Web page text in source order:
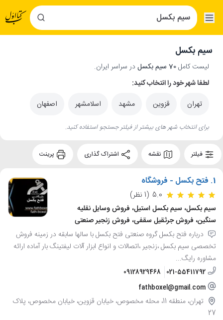
سیم بکسل
لیست کامل70 سیم بکسل
در سراسر ایران.
لطفا شهر خود را انتخاب کنید:
تهران
قزوین مشهد اسلامشهر اصفهان
برای انتخاب شهر های بیشتر از فیلتر جستجو استفاده کنید.
فیلتر نقشه
1. فتح بکسل - فروشگاه
5.0 (1 نظر)
سیم بکسل، سیم بکسل استیل، فروش وسایل نقلیه
سنگین، فروش جرثقیل سقفی، فروش زنجیر صنعتی
درباره فتح بکسل گروه صنعتی فتح بکسل با سالها سابقه در زمینه فروش
تخصصی سیم بکسل ،زنجیر ،اتصالات و انواع ابزار آلات لیفتینگ بار آماده ارائه
مشاوره رایگ...
021-55411792
09128929468
fathboxel@gmail.com
تهران، منطقه 11، محله مخصوص، خیابان قزوین، خیابان مخصوص، پلاک
27